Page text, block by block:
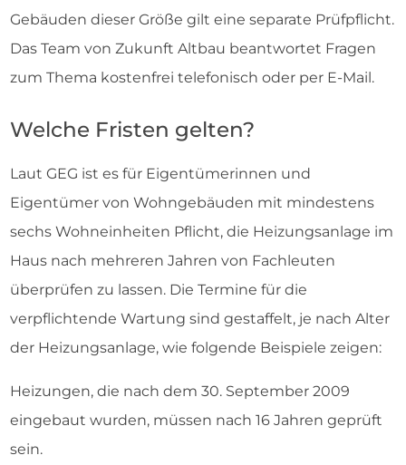
Gebäuden dieser Größe gilt eine separate Prüfpflicht.
Das Team von Zukunft Altbau beantwortet Fragen
zum Thema kostenfrei telefonisch oder per E-Mail.
Welche Fristen gelten?
Laut GEG ist es für Eigentümerinnen und
Eigentümer von Wohngebäuden mit mindestens
sechs Wohneinheiten Pflicht, die Heizungsanlage im
Haus nach mehreren Jahren von Fachleuten
überprüfen zu lassen. Die Termine für die
verpflichtende Wartung sind gestaffelt, je nach Alter
der Heizungsanlage, wie folgende Beispiele zeigen:
Heizungen, die nach dem 30. September 2009
eingebaut wurden, müssen nach 16 Jahren geprüft
sein.